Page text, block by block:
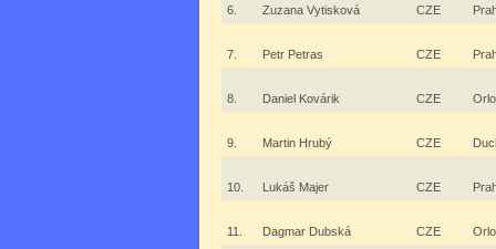
6. Zuzana Vytisková CZE
7. Petr Petras CZE
8. Daniel Kovárik CZE
9. Martin Hrubý CZE
10. Lukáš Majer CZE
11. Dagmar Dubská CZE